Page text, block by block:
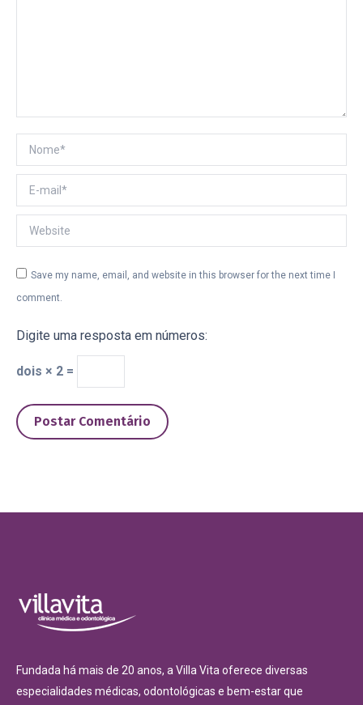
Nome *
E-mail *
Website
Save my name, email, and website in this browser for the next time I
comment.
Digite uma resposta em números:
dois × 2 =
Postar Comentário
Fundada há mais de 20 anos, a Villa Vita oferece diversas
especialidades médicas, odontológicas e bem-estar que